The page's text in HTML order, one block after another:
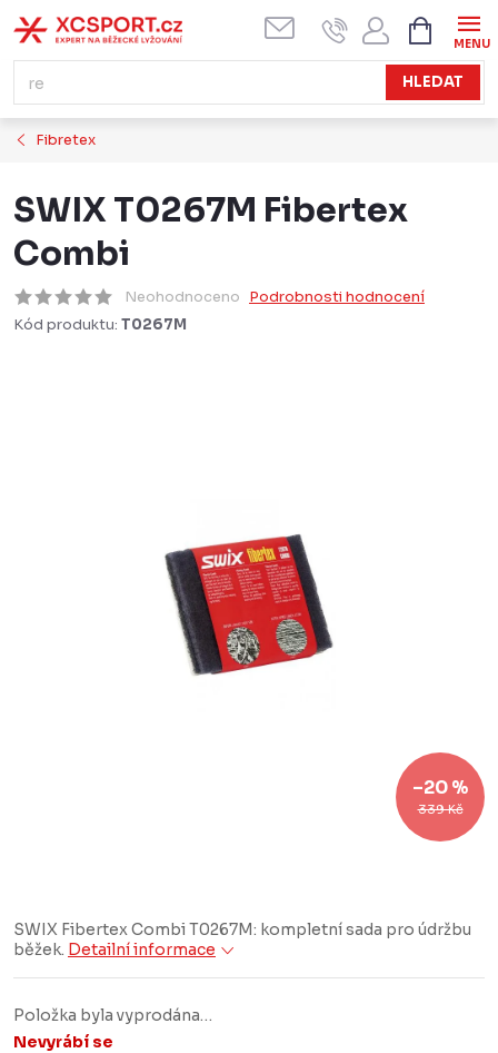
na
obsah
HLEDAT
KOŠÍK
Fibretex
SWIX T0267M Fibertex
Combi
Neohodnoceno Podrobnosti hodnocení
Kód produktu: T0267M
339 Kč
–20 %
SWIX Fibertex Combi T0267M: kompletní sada pro údržbu
běžek. Detailní informace
Položka byla vyprodána…
Nevyrábí se